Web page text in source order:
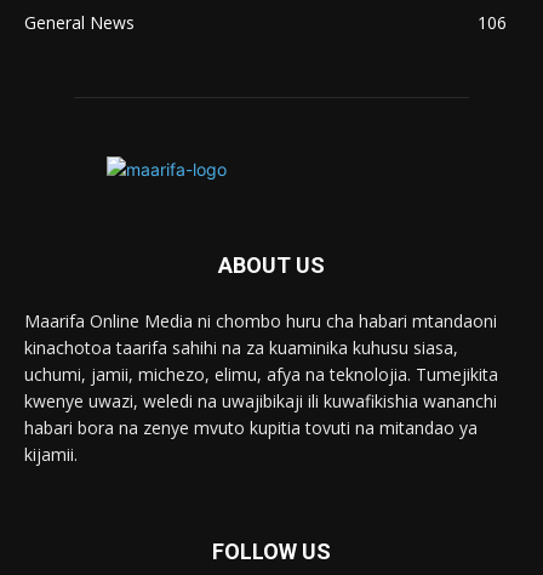
General News
106
ABOUT US
Maarifa Online Media ni chombo huru cha habari mtandaoni
kinachotoa taarifa sahihi na za kuaminika kuhusu siasa,
uchumi, jamii, michezo, elimu, afya na teknolojia. Tumejikita
kwenye uwazi, weledi na uwajibikaji ili kuwafikishia wananchi
habari bora na zenye mvuto kupitia tovuti na mitandao ya
kijamii.
FOLLOW US